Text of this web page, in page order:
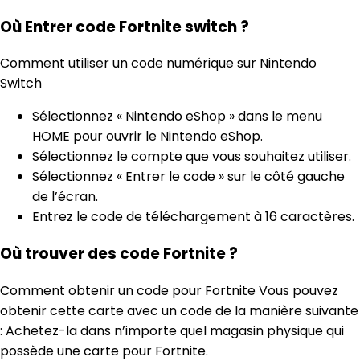
Où Entrer code Fortnite switch ?
Comment utiliser un code numérique sur Nintendo
Switch
Sélectionnez « Nintendo eShop » dans le menu
HOME pour ouvrir le Nintendo eShop.
Sélectionnez le compte que vous souhaitez utiliser.
Sélectionnez « Entrer le code » sur le côté gauche
de l’écran.
Entrez le code de téléchargement à 16 caractères.
Où trouver des code Fortnite ?
Comment obtenir un code pour Fortnite Vous pouvez
obtenir cette carte avec un code de la manière suivante
: Achetez-la dans n’importe quel magasin physique qui
possède une carte pour Fortnite.